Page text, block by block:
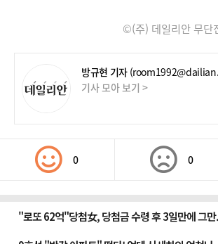
©(주) 데일리안 무단
방규현 기자
기사 모아 보기 >
0 0